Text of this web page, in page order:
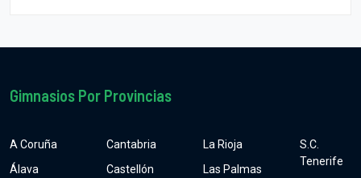
Gimnasios Por Provincias
A Coruña
Álava
Cantabria
Castellón
La Rioja
Las Palmas
S.C.
Tenerife